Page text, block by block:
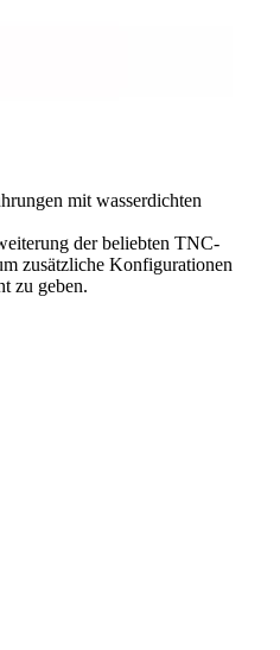
mit wasserdichten
der beliebten TNC-
zusätzliche Konfigurationen
zu geben.